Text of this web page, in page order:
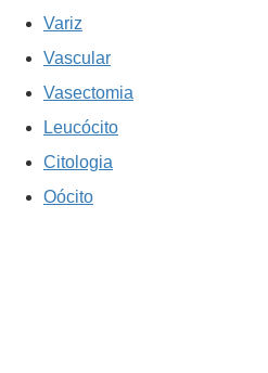
Variz
Vascular
Vasectomia
Leucócito
Citologia
Oócito